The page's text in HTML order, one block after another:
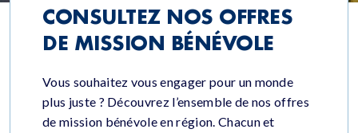
CONSULTEZ NOS OFFRES
DE MISSION BÉNÉVOLE
Vous souhaitez vous engager pour un monde
plus juste ? Découvrez l’ensemble de nos offres
de mission bénévole en région. Chacun et